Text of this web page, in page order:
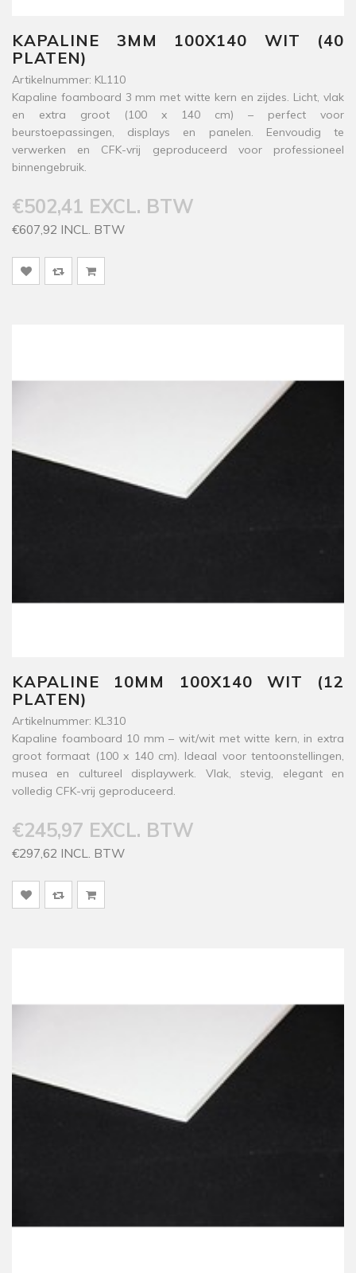
KAPALINE 3MM 100X140 WIT (40
PLATEN)
Artikelnummer: KL110
Kapaline foamboard 3 mm met witte kern en zijdes. Licht, vlak
en extra groot (100 x 140 cm) – perfect voor
beurstoepassingen, displays en panelen. Eenvoudig te
verwerken en CFK-vrij geproduceerd voor professioneel
binnengebruik.
€502,41 EXCL. BTW
€607,92 INCL. BTW
KAPALINE 10MM 100X140 WIT (12
PLATEN)
Artikelnummer: KL310
Kapaline foamboard 10 mm – wit/wit met witte kern, in extra
groot formaat (100 x 140 cm). Ideaal voor tentoonstellingen,
musea en cultureel displaywerk. Vlak, stevig, elegant en
volledig CFK-vrij geproduceerd.
€245,97 EXCL. BTW
€297,62 INCL. BTW